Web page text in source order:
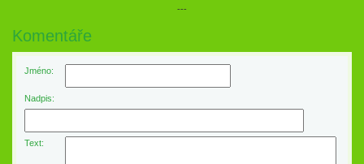
---
Komentáře
Jméno:
Nadpis:
Text: